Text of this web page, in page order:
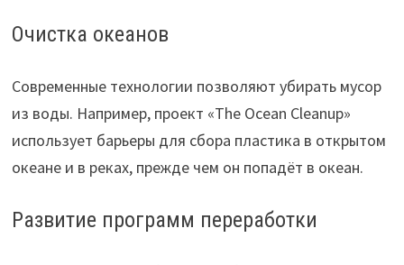
Очистка океанов
Современные технологии позволяют убирать мусор
из воды. Например, проект «The Ocean Cleanup»
использует барьеры для сбора пластика в открытом
океане и в реках, прежде чем он попадёт в океан.
Развитие программ переработки